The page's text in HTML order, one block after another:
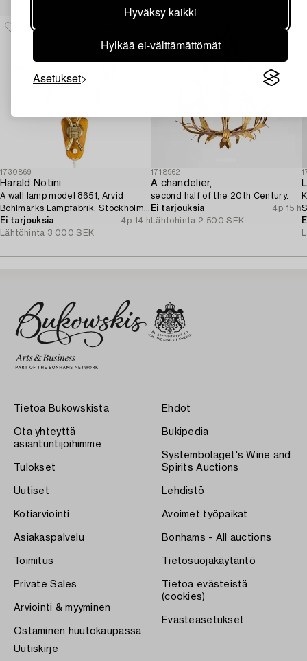
Hyväksy kaikki
Hylkää ei-välttämättömät
Asetukset
1730869
Harald Notini
A wall lamp model 8651, Arvid
Böhlmarks Lampfabrik, Stockholm,
1940s.
Ei tarjouksia
4p 14 h
Lähtöhinta 3 000 SEK
1718962
A chandelier,
second half of the 20th Century.
Ei tarjouksia
4p 15 h
Lähtöhinta 2 500 SEK
Tietoa Bukowskista
Ota yhteyttä
asiantuntijoihimme
Tulokset
Uutiset
Kotiarviointi
Asiakaspalvelu
Toimitus
Private Sales
Arviointi & myyminen
Ostaminen huutokaupassa
Ehdot
Bukipedia
Systembolaget's Wine and
Spirits Auctions
Lehdistö
Avoimet työpaikat
Bonhams - All auctions
Tietosuojakäytäntö
Tietoa evästeistä
(cookies)
Evästeasetukset
Uutiskirje